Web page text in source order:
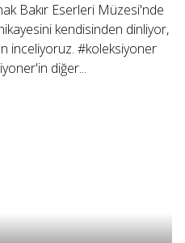
Bakır Eserleri Müzesi'nde
kendisinden dinliyor,
inceliyoruz. #koleksiyoner
diğer...